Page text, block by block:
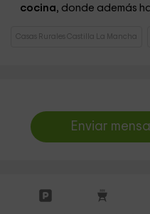
cocina, donde además
Casas Rurales Castilla La Mancha
Enviar